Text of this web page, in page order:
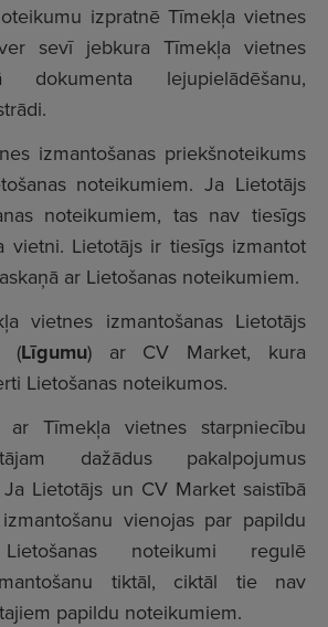
izpratnē Tīmekļa vietnes
sevī jebkura Tīmekļa vietnes
dokumenta lejupielādēšanu,
izmantošanas priekšnoteikums
noteikumiem. Ja Lietotājs
noteikumiem, tas nav tiesīgs
vietni. Lietotājs ir tiesīgs izmantot
ar Lietošanas noteikumiem.
vietnes izmantošanas Lietotājs
(Līgumu) ar CV Market, kura
Lietošanas noteikumos.
Tīmekļa vietnes starpniecību
dažādus pakalpojumus
Ja Lietotājs un CV Market saistībā
vienojas par papildu
noteikumi regulē
tiktāl, ciktāl tie nav
papildu noteikumiem.